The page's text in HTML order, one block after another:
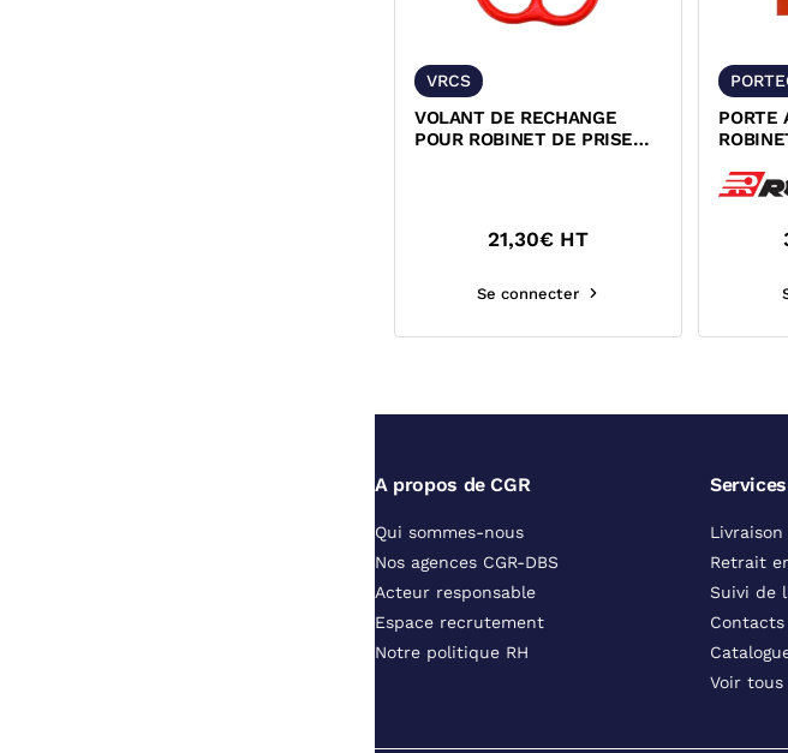
VRCS
VOLANT DE RECHANGE
POUR ROBINET DE PRISE
21,30€ HT
Se connecter
PORTE
A propos de CGR
Qui sommes-nous
Nos agences CGR-DBS
Acteur responsable
Espace recrutement
Notre politique RH
Services
Retrait
Suivi de
Voir tous